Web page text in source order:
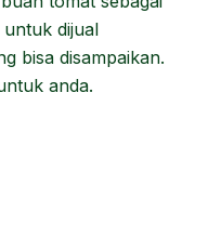
untuk dijual
bisa disampaikan.
anda.